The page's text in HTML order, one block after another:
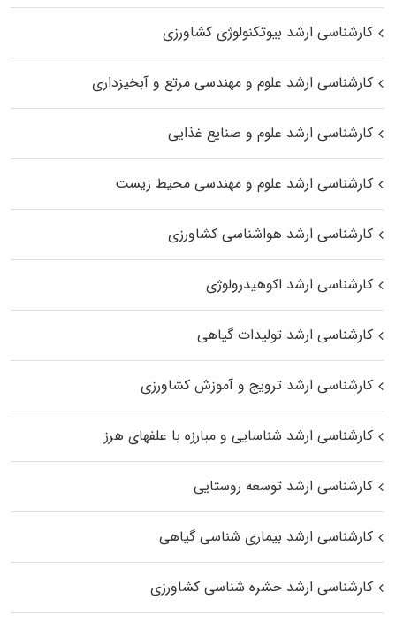
کارشناسی ارشد بیوتکنولوژی کشاورزی
کارشناسی ارشد علوم و مهندسی مرتع و آبخیزداری
کارشناسی ارشد علوم و صنایع غذایی
کارشناسی ارشد علوم و مهندسی محیط زیست
کارشناسی ارشد هواشناسی کشاورزی
کارشناسی ارشد اکوهیدرولوژی
کارشناسی ارشد تولیدات گیاهی
کارشناسی ارشد ترویج و آموزش کشاورزی
کارشناسی ارشد شناسایی و مبارزه با علفهای هرز
کارشناسی ارشد توسعه روستایی
کارشناسی ارشد بیماری‌ شناسی گیاهی
کارشناسی ارشد حشره‌ شناسی کشاورزی